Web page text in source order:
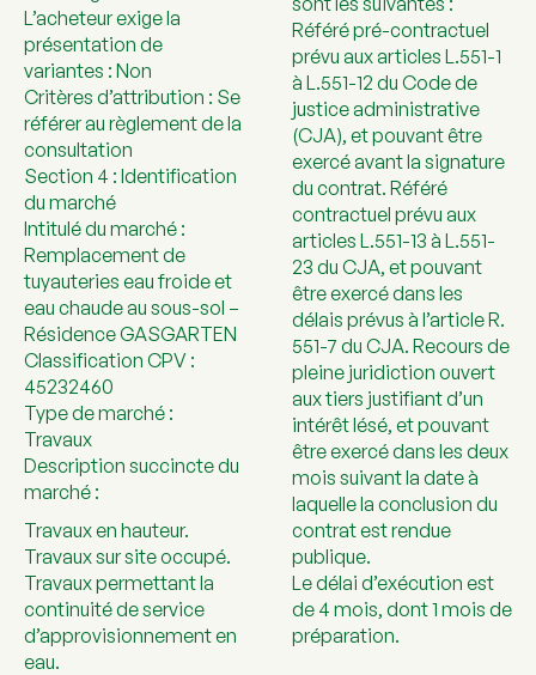
L’acheteur exige la
présentation de
variantes : Non
Critères d’attribution : Se
référer au règlement de la
consultation
Section 4 : Identification
du marché
Intitulé du marché :
Remplacement de
tuyauteries eau froide et
eau chaude au sous-sol –
Résidence GASGARTEN
Classification CPV :
45232460
Type de marché :
Travaux
Description succincte du
marché :
Travaux en hauteur.
Travaux sur site occupé.
Travaux permettant la
continuité de service
d’approvisionnement en
eau.
Référé pré-contractuel
prévu aux articles L.551-1
à L.551-12 du Code de
justice administrative
(CJA), et pouvant être
exercé avant la signature
du contrat. Référé
contractuel prévu aux
articles L.551-13 à L.551-
23 du CJA, et pouvant
être exercé dans les
délais prévus à l’article R.
551-7 du CJA. Recours de
pleine juridiction ouvert
aux tiers justifiant d’un
intérêt lésé, et pouvant
être exercé dans les deux
mois suivant la date à
laquelle la conclusion du
contrat est rendue
publique.
Le délai d’exécution est
de 4 mois, dont 1 mois de
préparation.